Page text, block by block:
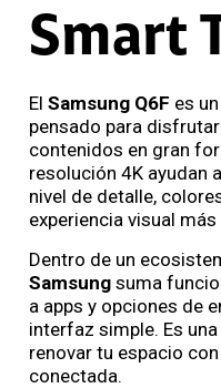
Smart
El Samsung Q6F es
pensado para
contenidos en gran
resolución 4K ayudan
nivel de detalle,
experiencia visual
Dentro de un
Samsung suma
a apps y opciones de
interfaz simple. Es
renovar tu espacio
conectada.